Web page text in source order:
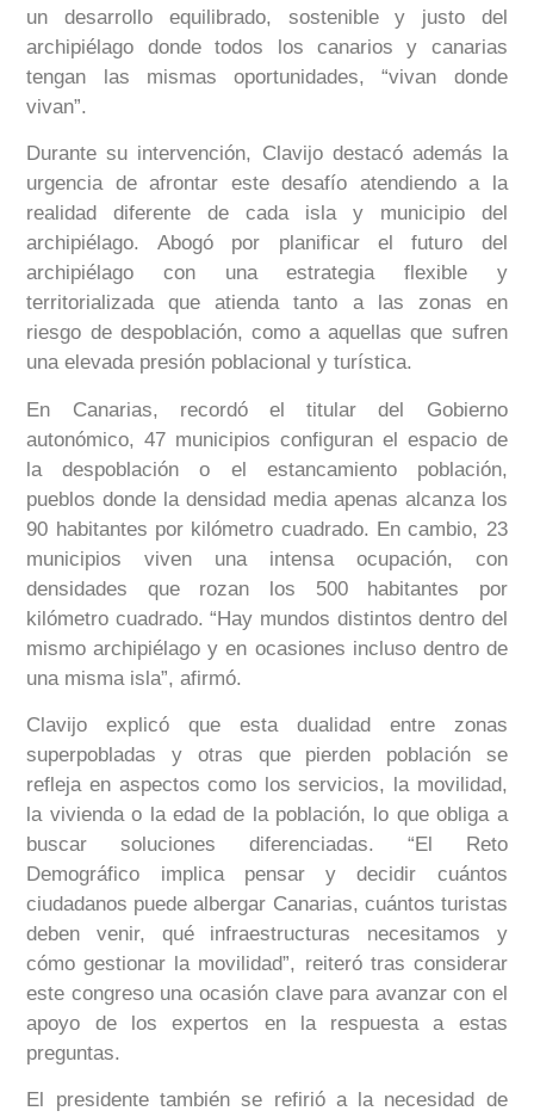
un desarrollo equilibrado, sostenible y justo del
archipiélago donde todos los canarios y canarias
tengan las mismas oportunidades, “vivan donde
vivan”.
Durante su intervención, Clavijo destacó además la
urgencia de afrontar este desafío atendiendo a la
realidad diferente de cada isla y municipio del
archipiélago. Abogó por planificar el futuro del
archipiélago con una estrategia flexible y
territorializada que atienda tanto a las zonas en
riesgo de despoblación, como a aquellas que sufren
una elevada presión poblacional y turística.
En Canarias, recordó el titular del Gobierno
autonómico, 47 municipios configuran el espacio de
la despoblación o el estancamiento población,
pueblos donde la densidad media apenas alcanza los
90 habitantes por kilómetro cuadrado. En cambio, 23
municipios viven una intensa ocupación, con
densidades que rozan los 500 habitantes por
kilómetro cuadrado. “Hay mundos distintos dentro del
mismo archipiélago y en ocasiones incluso dentro de
una misma isla”, afirmó.
Clavijo explicó que esta dualidad entre zonas
superpobladas y otras que pierden población se
refleja en aspectos como los servicios, la movilidad,
la vivienda o la edad de la población, lo que obliga a
buscar soluciones diferenciadas. “El Reto
Demográfico implica pensar y decidir cuántos
ciudadanos puede albergar Canarias, cuántos turistas
deben venir, qué infraestructuras necesitamos y
cómo gestionar la movilidad”, reiteró tras considerar
este congreso una ocasión clave para avanzar con el
apoyo de los expertos en la respuesta a estas
preguntas.
El presidente también se refirió a la necesidad de